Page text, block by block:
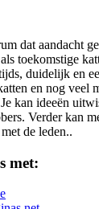
dat aandacht
toekomstige
duidelijk en
en nog veel
kan ideeën
Verder kan
de leden..
met: